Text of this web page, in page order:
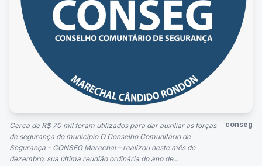
Cerca de R$ 70 mil foram utilizados para dar auxiliar as forças
de segurança do município O Conselho Comunitário de
Segurança – CONSEG Marechal – realizou neste mês de
dezembro, sua última reunião ordinária do ano de...
conseg